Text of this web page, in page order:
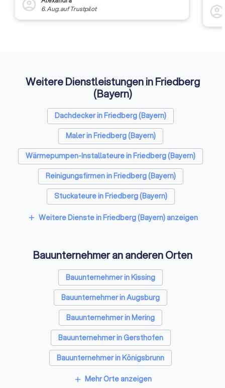
account_circle
6. Aug.auf Trustpilot account_circle
Weitere Dienstleistungen in Friedberg
(Bayern)
Dachdecker in Friedberg (Bayern)
Maler in Friedberg (Bayern)
Wärmepumpen-Installateure in Friedberg (Bayern)
Reinigungsfirmen in Friedberg (Bayern)
Stuckateure in Friedberg (Bayern)
Spezialisten für Dämmung in Friedberg (Bayern)
Kammerjäger in Friedberg (Bayern)
Sicherheitstechniker in Friedberg (Bayern)
Trockenbauer in Friedberg (Bayern)
Sanitärinstallateure in Friedberg (Bayern)
Fliesenleger in Friedberg (Bayern)
Fensterbauer in Friedberg (Bayern)
Bodenleger in Friedberg (Bayern)
add Weitere Dienste in Friedberg (Bayern) anzeigen
Bauunternehmer an anderen Orten
Bauunternehmer in Kissing
Bauunternehmer in Augsburg
Bauunternehmer in Mering
Bauunternehmer in Gersthofen
Bauunternehmer in Königsbrunn
Bauunternehmer in Bobingen
add Mehr Orte anzeigen